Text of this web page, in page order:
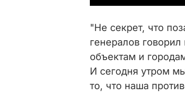
"Не секрет, что
генералов
объектам и
И сегодня утром
то, что наша